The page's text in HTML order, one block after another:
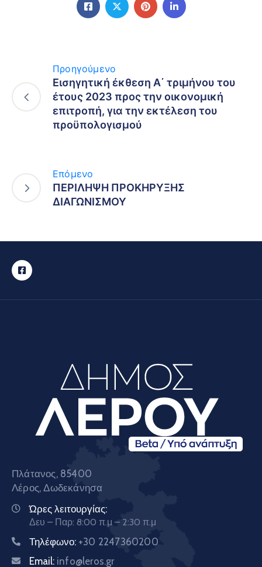
Προηγούμενο
Εισηγητική έκθεση A΄ τριμήνου του
έτους 2023 προς την οικονομική
επιτροπή, για την εκτέλεση του
προϋπολογισμού
Επόμενο
ΠΕΡΙΛΗΨΗ ΠΡΟΚΗΡΥΞΗΣ
ΔΙΑΓΩΝΙΣΜΟΥ
Πλάτανος, 85400
Λέρος, Δωδεκάνησα
Ώρες λειτουργίας:
Δευ – Παρ: 8:00 π.μ – 2:30 π.μ
Τηλέφωνο: +30 2247360200
Email: info@leros.gr